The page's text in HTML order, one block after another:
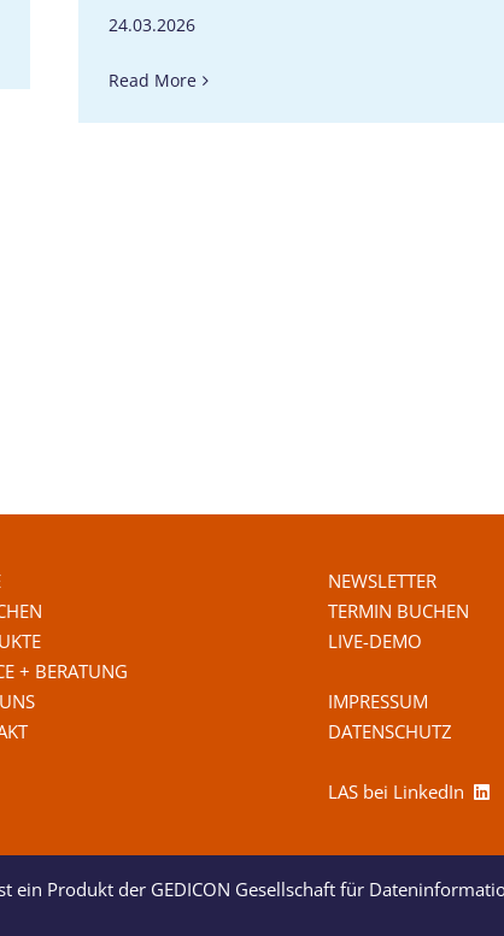
24.03.2026
Read More
+ BERATUNG
NEWSLETTER
TERMIN BUCHEN
LIVE-DEMO
IMPRESSUM
DATENSCHUTZ
LAS bei LinkedIn
ein Produkt der GEDICON Gesellschaft für